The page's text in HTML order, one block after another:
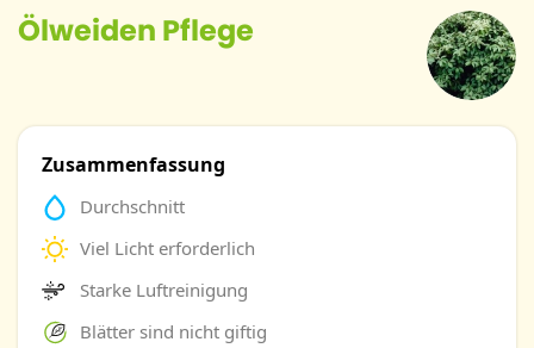
Ölweiden Pflege
Zusammenfassung
Durchschnitt
Viel Licht erforderlich
Starke Luftreinigung
Blätter sind nicht giftig